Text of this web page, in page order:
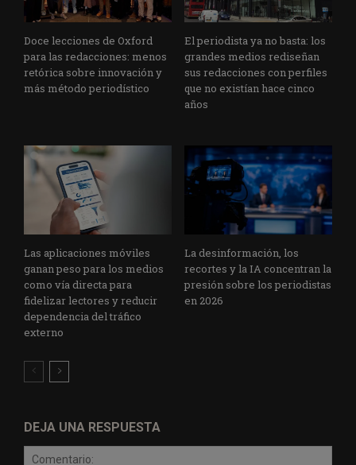
Doce lecciones de Oxford
para las redacciones: menos
retórica sobre innovación y
más método periodístico
El periodista ya no basta: los
grandes medios rediseñan
sus redacciones con perfiles
que no existían hace cinco
años
Las aplicaciones móviles
ganan peso para los medios
como vía directa para
fidelizar lectores y reducir
dependencia del tráfico
externo
La desinformación, los
recortes y la IA concentran la
presión sobre los periodistas
en 2026
DEJA UNA RESPUESTA